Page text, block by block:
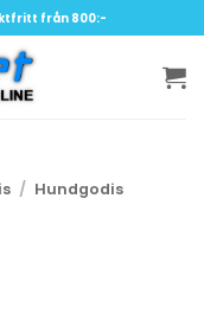
från 800:-
/ Hundgodis